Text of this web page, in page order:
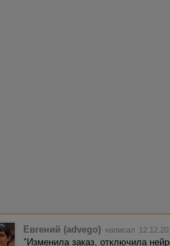
Евгений (advego) написал
"Изменила заказ, отключила